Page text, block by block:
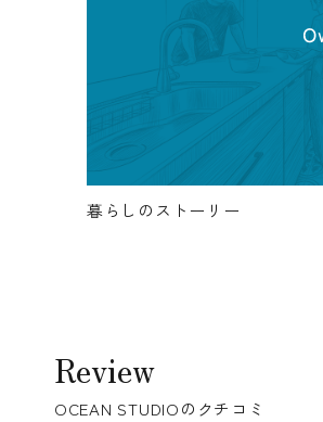
暮らしのストーリー
Review
OCEAN STUDIOのクチコミ
Yasuhiro Narikawa
★★★★★